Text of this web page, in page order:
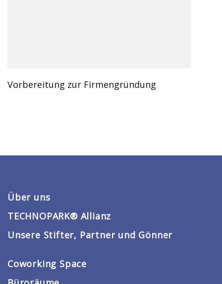
Vorbereitung zur Firmengründung
Über uns
TECHNOPARK® Allianz
Unsere Stifter, Partner und Gönner
Coworking Space